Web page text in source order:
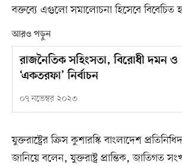
বক্তব্যে এগুলো সমালোচনা হিসেবে বিবেচিত
আরও পড়ুন
রাজনৈতিক সহিংসতা, বিরোধী দমন ও
‘একতরফা’ নির্বাচন
০৭ নভেম্বর ২০২৩
যুক্তরাষ্ট্রের ক্রিস কুশারস্কি বাংলাদেশ
জানিয়ে বলেন, যুক্তরাষ্ট্র প্রান্তিক, জাতিগত